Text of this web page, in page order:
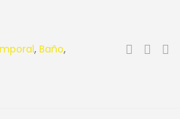
, Baño,